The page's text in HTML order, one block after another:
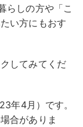
らしの方や「こ
い方にもおす
してみてくだ
年4月）です。
合がありま